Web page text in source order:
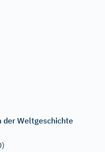
der Weltgeschichte